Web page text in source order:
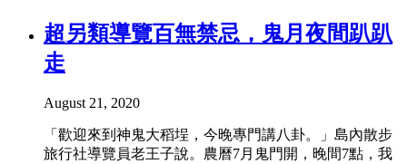
超另類導覽百無禁忌，鬼月夜間趴趴
走
August 21, 2020
「歡迎來到神鬼大稻埕，今晚專門講八卦。」島內散步
旅行社導覽員老王子說。農曆7月鬼門開，晚間7點，我